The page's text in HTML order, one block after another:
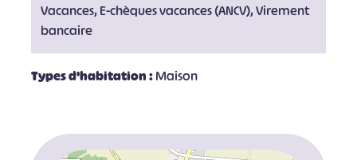
Vacances, E-chèques vacances (ANCV), Virement
bancaire
Types d'habitation :Maison